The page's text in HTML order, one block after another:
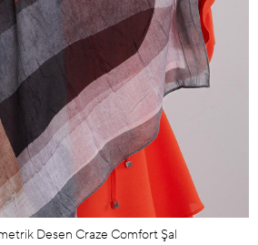
Desen Craze Comfort Şal